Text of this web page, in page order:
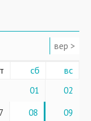
вер >
сб вс
01
02
08
09